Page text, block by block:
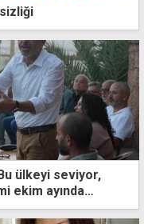
ülkeyi seviyor,
ekim ayında